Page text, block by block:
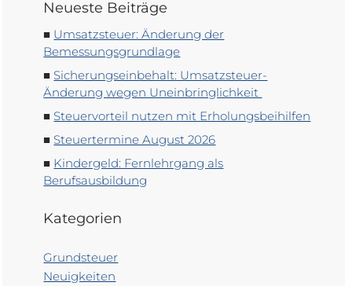
Neueste Beiträge
Umsatzsteuer: Änderung der
Bemessungsgrundlage
Sicherungseinbehalt: Umsatzsteuer-
Änderung wegen Uneinbringlichkeit
Steuervorteil nutzen mit Erholungsbeihilfen
Steuertermine August 2026
Kindergeld: Fernlehrgang als
Berufsausbildung
Kategorien
Grundsteuer
Neuigkeiten